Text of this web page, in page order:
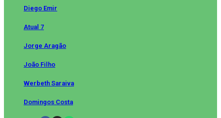
Diego Emir
Atual 7
Jorge Aragão
João Filho
Werbeth Saraiva
Domingos Costa